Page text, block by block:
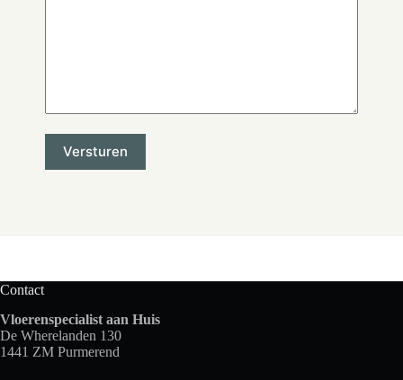
Contact
Vloerenspecialist aan Huis
De Wherelanden 130
1441 ZM Purmerend